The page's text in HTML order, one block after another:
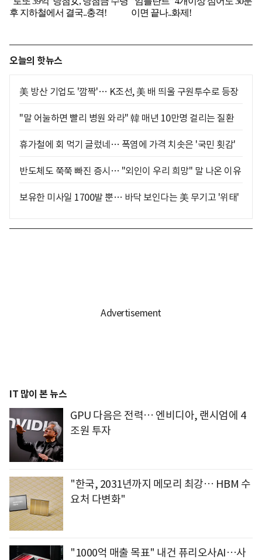
오늘의 핫뉴스
美 방산 기업도 '깜짝'… K조선, 美 배 띄울 구원투수로 등장
"말 어눌하면 빨리 병원 와라" 韓 매년 10만명 걸리는 질환
휴가철에 회 먹기 글렀네… 폭염에 가격 치솟은 '국민 횟감'
반도체도 쭉쭉 빠진 증시… "외인이 우리 희망" 말 나온 이유
보유한 미사일 1700발 뿐… 바닥 보인다는 美 무기고 '위태'
IT 많이 본 뉴스
GPU 다음은 전력… 엔비디아, 랜시엄에 4
조원 투자
"한국, 2031년까지 메모리 최강… HBM 수
요처 다변화"
"1000억 매출 목표" 내건 퓨리오사AI…사